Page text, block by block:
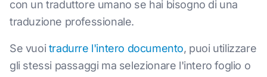
con un traduttore umano se hai bisogno di una
traduzione professionale.
Se vuoitradurre l'intero documento, puoi utilizzare
gli stessi passaggi ma selezionare l'intero foglio o